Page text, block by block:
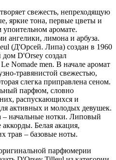
свежесть, непреходящую
яркие тона, первые цветы и
аромате.
ангелики, лимона и арбуза.
(Д'Орсей. Липа) создан в 1960
D'Orsey создал
Nomade men. В начале аромат
травянистой свежестью,
слегка приправлена сеном.
парфюм, словно
распускающихся и
активных и молодых девушек.
– начальные нотки. Липовый
Белая акация,
трав – базовые ноты.
парфюмерии